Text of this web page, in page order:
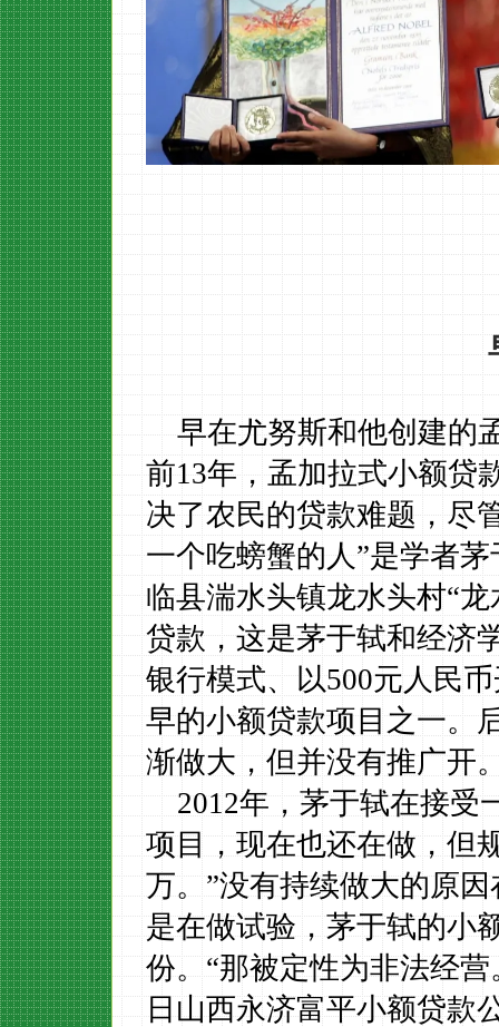
早在尤努斯和他创建的
前13年，孟加拉式小额贷
决了农民的贷款难题，尽
一个吃螃蟹的人”是学者茅
临县湍水头镇龙水头村“
贷款，这是茅于轼和经济
银行模式、以500元人民
早的小额贷款项目之一。
渐做大，但并没有推广开
2012年，茅于轼在接受
项目，现在也还在做，但
万。”没有持续做大的原
是在做试验，茅于轼的小
份。“那被定性为非法经
日山西永济富平小额贷款